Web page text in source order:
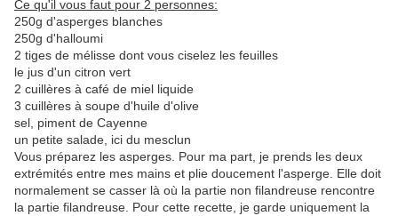
Ce qu'il vous faut pour 2 personnes:
250g d'asperges blanches
250g d'halloumi
2 tiges de mélisse dont vous ciselez les feuilles
le jus d'un citron vert
2 cuillères à café de miel liquide
3 cuillères à soupe d'huile d'olive
sel, piment de Cayenne
un petite salade, ici du mesclun
Vous préparez les asperges. Pour ma part, je prends les deux
extrémités entre mes mains et plie doucement l'asperge. Elle doit
normalement se casser là où la partie non filandreuse rencontre
la partie filandreuse. Pour cette recette, je garde uniquement la